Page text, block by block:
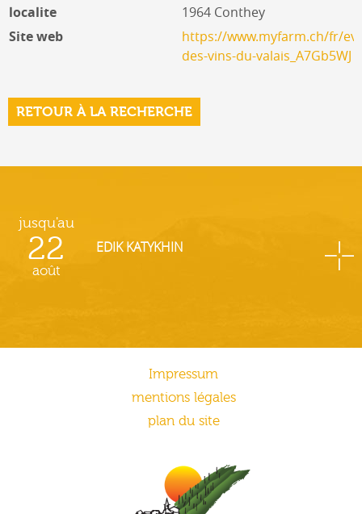
localite
1964 Conthey
Site web
https://www.myfarm.ch/fr/
des-vins-du-valais_A7Gb5WJ
RETOUR À LA RECHERCHE
jusqu'au
22
août
EDIK KATYKHIN
Impressum
mentions légales
plan du site